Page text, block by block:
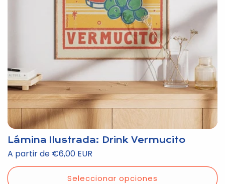
Lámina Ilustrada: Drink Vermucito
Precio
habitual
A partir de €6,00 EUR
Seleccionar opciones